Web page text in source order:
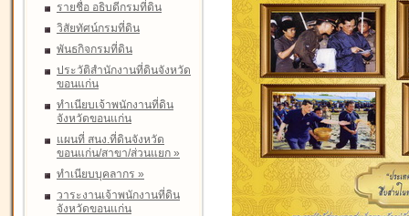
รายชื่อ อธิบดีกรมที่ดิน
วิสัยทัศน์กรมที่ดิน
พันธกิจกรมที่ดิน
ประวัติสำนักงานที่ดินจังหวัด
ขอนแก่น
ทำเนียบเจ้าพนักงานที่ดิน
จังหวัดขอนแก่น
แผนที่ สนง.ที่ดินจังหวัด
ขอนแก่น/สาขา/ส่วนแยก »
ทำเนียบบุคลากร »
วาระงานเจ้าพนักงานที่ดิน
จังหวัดขอนแก่น